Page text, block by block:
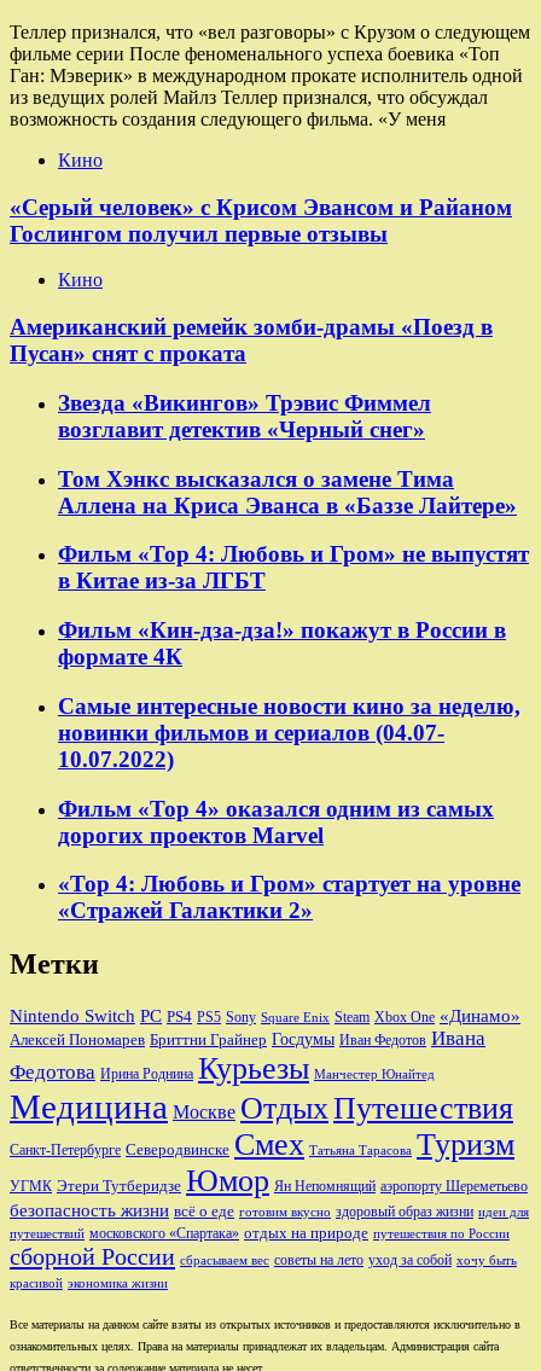
Теллер признался, что «вел разговоры» с Крузом о следующем
фильме серии После феноменального успеха боевика «Топ
Ган: Мэверик» в международном прокате исполнитель одной
из ведущих ролей Майлз Теллер признался, что обсуждал
возможность создания следующего фильма. «У меня
Кино
«Серый человек» с Крисом Эвансом и Райаном
Гослингом получил первые отзывы
Кино
Американский ремейк зомби-драмы «Поезд в
Пусан» снят с проката
Звезда «Викингов» Трэвис Фиммел
возглавит детектив «Черный снег»
Том Хэнкс высказался о замене Тима
Аллена на Криса Эванса в «Баззе Лайтере»
Фильм «Тор 4: Любовь и Гром» не выпустят
в Китае из-за ЛГБТ
Фильм «Кин-дза-дза!» покажут в России в
формате 4К
Самые интересные новости кино за неделю,
новинки фильмов и сериалов (04.07-
10.07.2022)
Фильм «Тор 4» оказался одним из самых
дорогих проектов Marvel
«Тор 4: Любовь и Гром» стартует на уровне
«Стражей Галактики 2»
Метки
Nintendo Switch PC PS4 PS5 Sony Square Enix Steam Xbox One «Динамо»
Алексей Пономарев Бриттни Грайнер Госдумы Иван Федотов Ивана
Федотова Ирина Роднина Курьезы Манчестер Юнайтед
Медицина Москве ОтдыхПутешествия
Санкт-Петербурге Северодвинске Смех Татьяна Тарасова Туризм
УГМК Этери Тутберидзе Юмор Ян Непомнящий аэропорту Шереметьево
безопасность жизни всё о еде готовим вкусно здоровый образ жизни идеи для
путешествий московского «Спартака» отдых на природе путешествия по России
сборной России сбрасываем вес советы на лето уход за собой хочу быть
красивой экономика жизни
Все материалы на данном сайте взяты из открытых источников и предоставляются исключительно в
ознакомительных целях. Права на материалы принадлежат их владельцам. Администрация сайта
ответственности за содержание материала не несет.